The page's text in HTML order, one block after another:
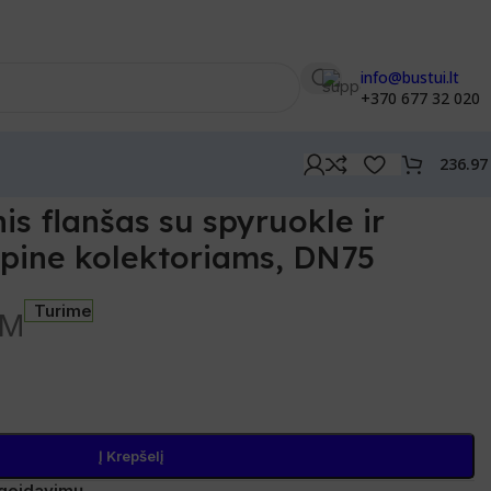
info@bustui.lt
+370 677 32 020
236.97
flanšas su spyruokle ir
kolektoriams, DN75
Turime
Į Krepšelį